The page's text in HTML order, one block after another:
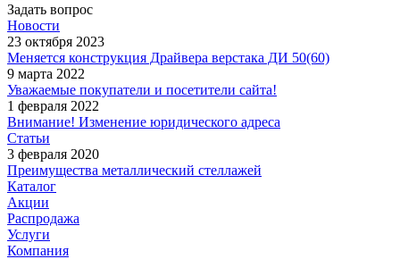
Задать вопрос
Новости
23 октября 2023
Меняется конструкция Драйвера верстака ДИ 50(60)
9 марта 2022
Уважаемые покупатели и посетители сайта!
1 февраля 2022
Внимание! Изменение юридического адреса
Статьи
3 февраля 2020
Преимущества металлический стеллажей
Каталог
Акции
Распродажа
Услуги
Компания